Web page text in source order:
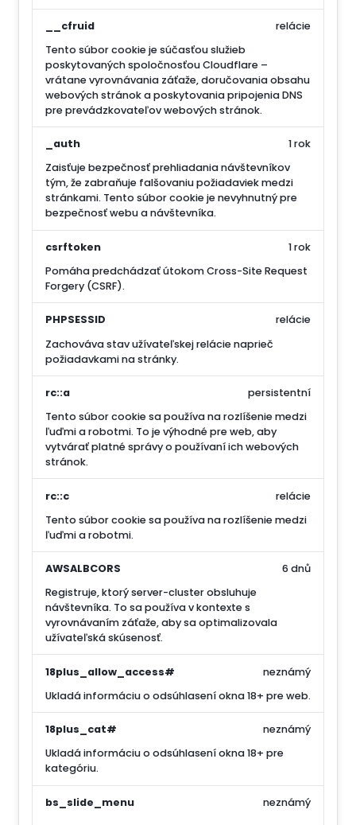
__cfruid
Tento súbor cookie je súčasťou služieb
poskytovaných spoločnosťou Cloudflare –
vrátane vyrovnávania záťaže, doručovania obsahu
webových stránok a poskytovania pripojenia DNS
pre prevádzkovateľov webových stránok.
relácie
_auth
Zaisťuje bezpečnosť prehliadania návštevníkov
tým, že zabraňuje falšovaniu požiadaviek medzi
stránkami. Tento súbor cookie je nevyhnutný pre
bezpečnosť webu a návštevníka.
1 rok
csrftoken
Pomáha predchádzať útokom Cross-Site Request
Forgery (CSRF).
1 rok
PHPSESSID
Zachováva stav užívateľskej relácie naprieč
požiadavkami na stránky.
relácie
rc::a
Tento súbor cookie sa používa na rozlíšenie medzi
ľuďmi a robotmi. To je výhodné pre web, aby
vytvárať platné správy o používaní ich webových
stránok.
persistentní
rc::c
Tento súbor cookie sa používa na rozlíšenie medzi
ľuďmi a robotmi.
relácie
AWSALBCORS
Registruje, ktorý server-cluster obsluhuje
návštevníka. To sa používa v kontexte s
vyrovnávaním záťaže, aby sa optimalizovala
užívateľská skúsenosť.
6 dnů
18plus_allow_access#
Ukladá informáciu o odsúhlasení okna 18+ pre web.
neznámý
18plus_cat#
Ukladá informáciu o odsúhlasení okna 18+ pre
kategóriu.
neznámý
bs_slide_menu neznámý